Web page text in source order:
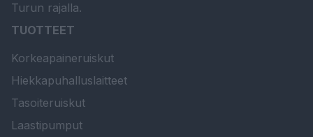
Turun rajalla.
TUOTTEET
Korkeapaineruiskut
Hiekkapuhalluslaitteet
Tasoiteruiskut
Laastipumput